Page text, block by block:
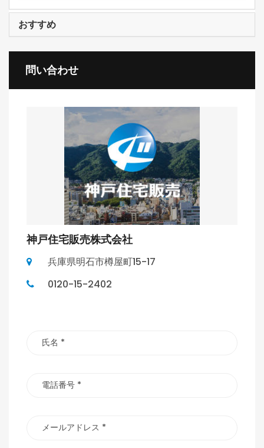
おすすめ
問い合わせ
神戸住宅販売株式会社
兵庫県明石市樽屋町15-17
0120-15-2402